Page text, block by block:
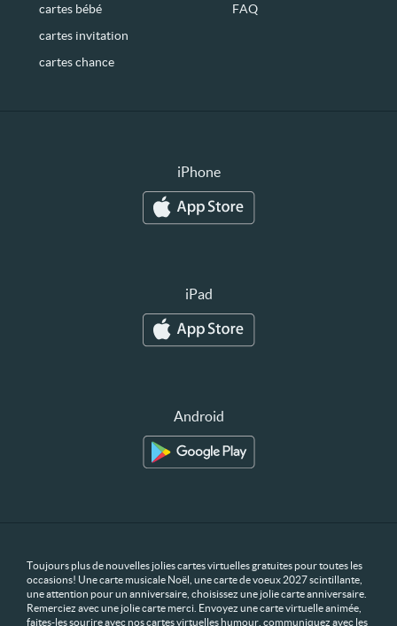
cartes bébé
cartes invitation
cartes chance
FAQ
iPhone
iPad
Android
Toujours plus de nouvelles jolies cartes virtuelles gratuites pour toutes les
occasions! Une carte musicale Noël, une carte de voeux 2027 scintillante,
une attention pour un anniversaire, choisissez une jolie carte anniversaire.
Remerciez avec une jolie carte merci. Envoyez une carte virtuelle animée,
faites-les sourire avec nos cartes virtuelles humour, communiquez avec les